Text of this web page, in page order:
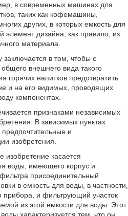
в современных машинах для
таких как кофемашины,
других, в которых емкость для
элемент дизайна, как правило, из
материала.
заключается в том, чтобы с
внешнего вида такого
горячих напитков предотвратить
и на его видимых, проводящих
компонентах.
признаками независимых
В зависимых пунктах
и
изобретения.
изобретение касается
воды, имеющего корпус и
присоединительный
в емкость для воды, в частности,
прибора, и фильтрующий участок
из этой емкости для воды. Этот